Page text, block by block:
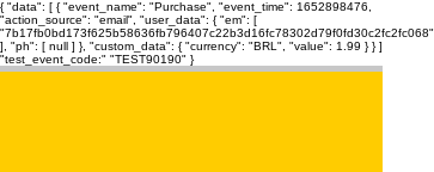
{ "data": [ { "event_name": "Purchase", "event_time": 1652898476,
"action_source": "email", "user_data": { "em": [
"7b17fb0bd173f625b58636fb796407c22b3d16fc78302d79f0fd30c2fc2fc068"
], "ph": [ null ] }, "custom_data": { "currency": "BRL", "value": 1.99 } } ]
"test_event_code:" "TEST90190" }